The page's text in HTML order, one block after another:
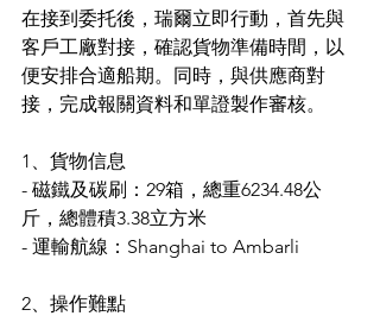
在接到委托後，瑞爾立即行動，首先與
客戶工廠對接，確認貨物準備時間，以
便安排合適船期。同時，與供應商對
接，完成報關資料和單證製作審核。
1、貨物信息
- 磁鐵及碳刷：29箱，總重6234.48公
斤，總體積3.38立方米
- 運輸航線：Shanghai to Ambarli
2、操作難點